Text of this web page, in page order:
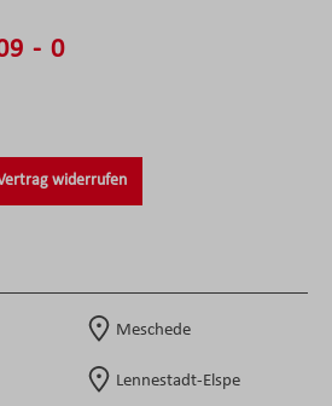
- 0
widerrufen
Meschede
Lennestadt-Elspe